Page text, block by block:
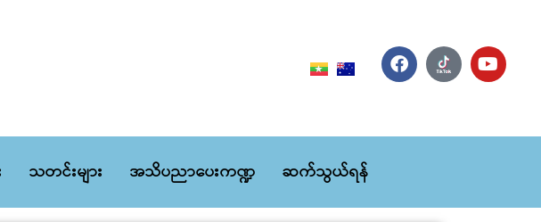
သတင်းများ အသိပညာပေးကဏ္ဍ ဆက်သွယ်ရန်